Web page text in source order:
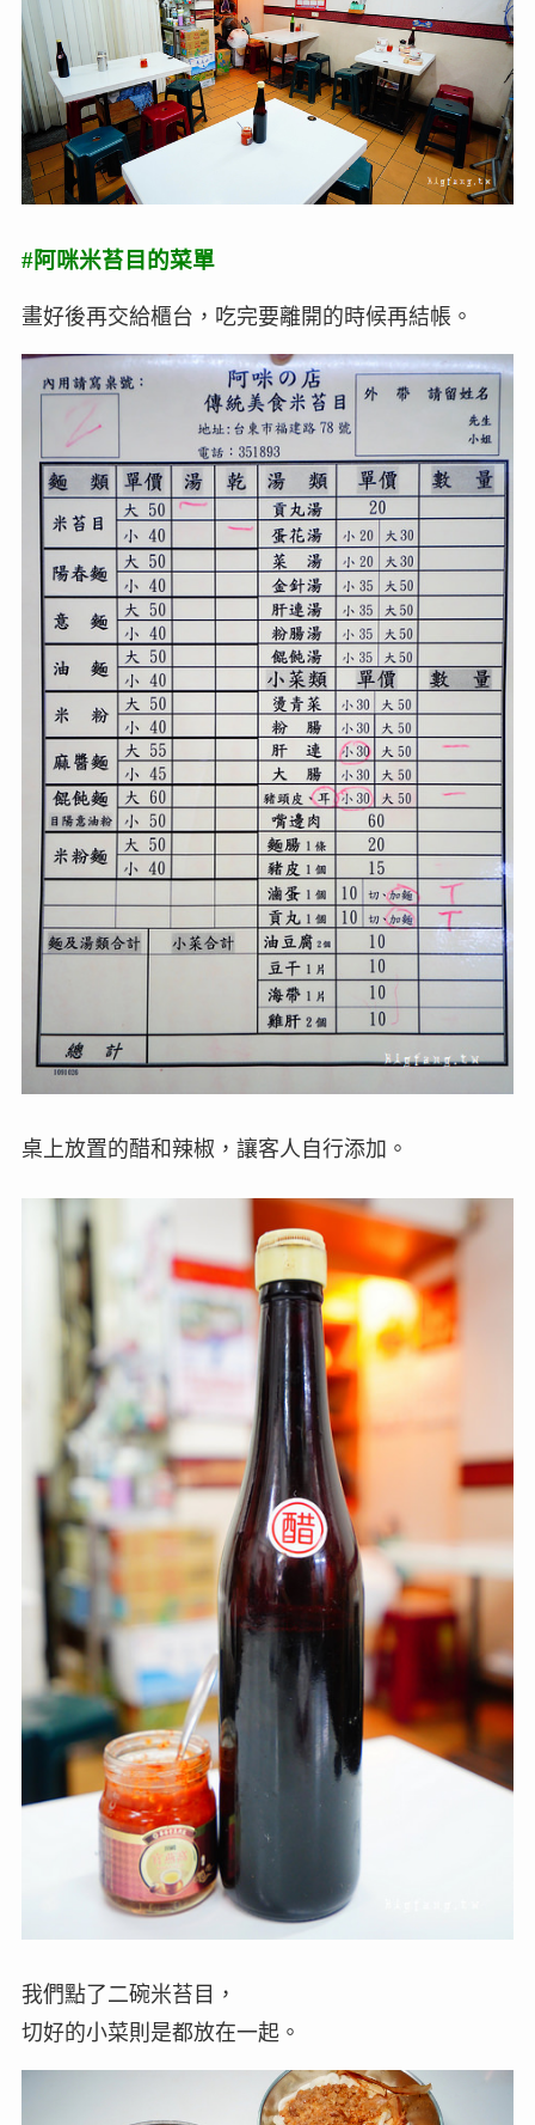
#阿咪米苔目的菜單
畫好後再交給櫃台，吃完要離開的時候再結帳。
桌上放置的醋和辣椒，讓客人自行添加。
我們點了二碗米苔目，
切好的小菜則是都放在一起。